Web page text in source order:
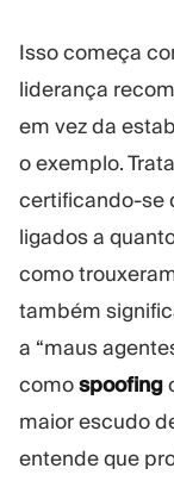
Isso começa
liderança
em vez da
o exemplo.
certificando-se
ligados a
como
também
a “maus
comospoofing
maior escudo
entende que